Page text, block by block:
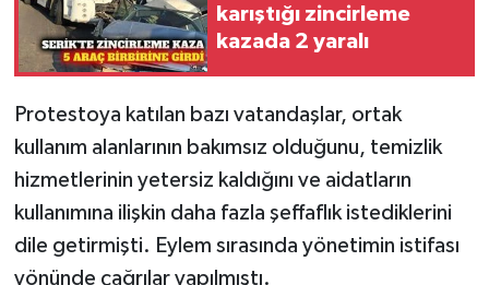
karıştığı zincirleme
kazada 2 yaralı
Protestoya katılan bazı vatandaşlar, ortak
kullanım alanlarının bakımsız olduğunu, temizlik
hizmetlerinin yetersiz kaldığını ve aidatların
kullanımına ilişkin daha fazla şeffaflık istediklerini
dile getirmişti. Eylem sırasında yönetimin istifası
yönünde çağrılar yapılmıştı.